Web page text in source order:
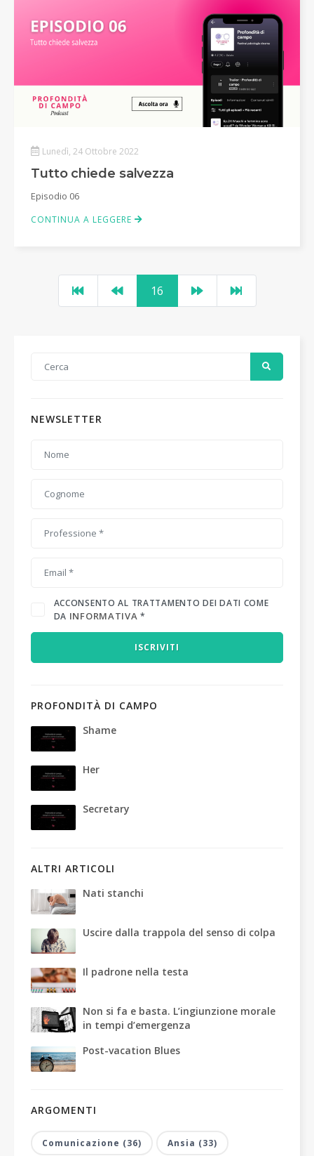
Lunedì, 24 Ottobre 2022
Tutto chiede salvezza
Episodio 06
CONTINUA A LEGGERE
16
NEWSLETTER
ACCONSENTO AL TRATTAMENTO DEI DATI COME
DA INFORMATIVA *
ISCRIVITI
PROFONDITÀ DI CAMPO
Shame
Her
Secretary
ALTRI ARTICOLI
Nati stanchi
Uscire dalla trappola del senso di colpa
Il padrone nella testa
Non si fa e basta. L’ingiunzione morale
in tempi d’emergenza
Post-vacation Blues
ARGOMENTI
Comunicazione (36) Ansia (33)